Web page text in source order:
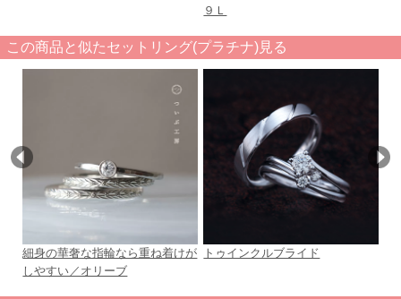
９Ｌ
この商品と似たセットリング(プラチナ)見る
細身の華奢な指輪なら重ね着けが
しやすい／オリーブ
トゥインクルブライド